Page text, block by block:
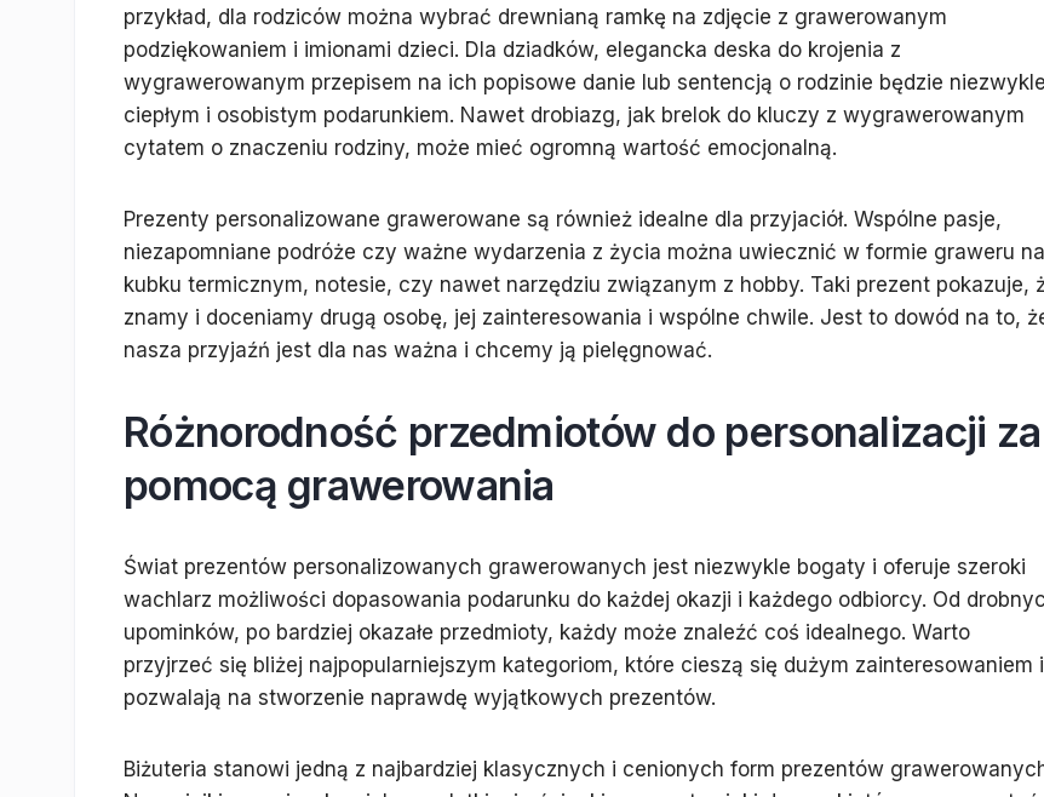
przykład, dla rodziców można wybrać drewnianą ramkę na zdjęcie z grawerowanym
podziękowaniem i imionami dzieci. Dla dziadków, elegancka deska do krojenia z
wygrawerowanym przepisem na ich popisowe danie lub sentencją o rodzinie będzie niezwykle
ciepłym i osobistym podarunkiem. Nawet drobiazg, jak brelok do kluczy z wygrawerowanym
cytatem o znaczeniu rodziny, może mieć ogromną wartość emocjonalną.
Prezenty personalizowane grawerowane są również idealne dla przyjaciół. Wspólne pasje,
niezapomniane podróże czy ważne wydarzenia z życia można uwiecznić w formie graweru na
kubku termicznym, notesie, czy nawet narzędziu związanym z hobby. Taki prezent pokazuje,
znamy i doceniamy drugą osobę, jej zainteresowania i wspólne chwile. Jest to dowód na to,
nasza przyjaźń jest dla nas ważna i chcemy ją pielęgnować.
Różnorodność przedmiotów do personalizacji za
pomocą grawerowania
Świat prezentów personalizowanych grawerowanych jest niezwykle bogaty i oferuje szeroki
wachlarz możliwości dopasowania podarunku do każdej okazji i każdego odbiorcy. Od
upominków, po bardziej okazałe przedmioty, każdy może znaleźć coś idealnego. Warto
przyjrzeć się bliżej najpopularniejszym kategoriom, które cieszą się dużym zainteresowaniem i
pozwalają na stworzenie naprawdę wyjątkowych prezentów.
Biżuteria stanowi jedną z najbardziej klasycznych i cenionych form prezentów